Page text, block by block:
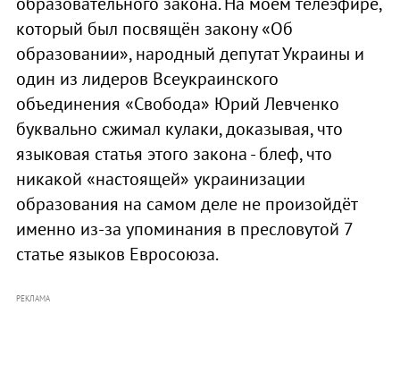
который был посвящён закону «Об
образовании», народный депутат Украины и
один из лидеров Всеукраинского
объединения «Свобода» Юрий Левченко
буквально сжимал кулаки, доказывая, что
языковая статья этого закона - блеф, что
никакой «настоящей» украинизации
образования на самом деле не произойдёт
именно из-за упоминания в пресловутой 7
статье языков Евросоюза.
РЕКЛАМА